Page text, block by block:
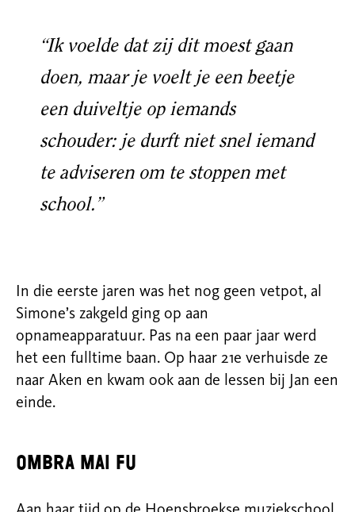
“Ik voelde dat zij dit moest gaan
doen, maar je voelt je een beetje
een duiveltje op iemands
schouder: je durft niet snel iemand
te adviseren om te stoppen met
school.”
In die eerste jaren was het nog geen vetpot, al
Simone’s zakgeld ging op aan
opnameapparatuur. Pas na een paar jaar werd
het een fulltime baan. Op haar 21e verhuisde ze
naar Aken en kwam ook aan de lessen bij Jan een
einde.
Ombra mai fu